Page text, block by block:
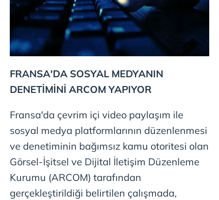
FRANSA'DA SOSYAL MEDYANIN
DENETİMİNİ ARCOM YAPIYOR
Fransa'da çevrim içi video paylaşım ile
sosyal medya platformlarının düzenlenmesi
ve denetiminin bağımsız kamu otoritesi olan
Görsel-İşitsel ve Dijital İletişim Düzenleme
Kurumu (ARCOM) tarafından
gerçekleştirildiği belirtilen çalışmada,